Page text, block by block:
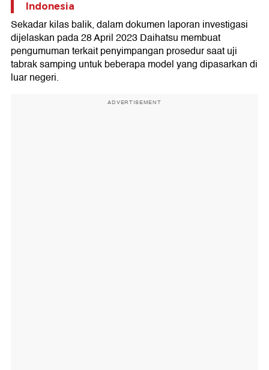
Indonesia
Sekadar kilas balik, dalam dokumen laporan investigasi
dijelaskan pada 28 April 2023 Daihatsu membuat
pengumuman terkait penyimpangan prosedur saat uji
tabrak samping untuk beberapa model yang dipasarkan di
luar negeri.
ADVERTISEMENT